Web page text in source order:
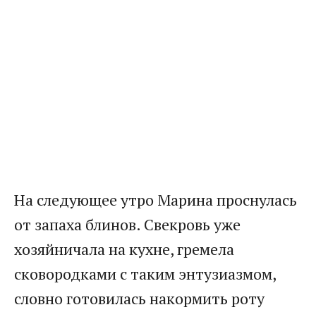
На следующее утро Марина проснулась
от запаха блинов. Свекровь уже
хозяйничала на кухне, гремела
сковородками с таким энтузиазмом,
словно готовилась накормить роту